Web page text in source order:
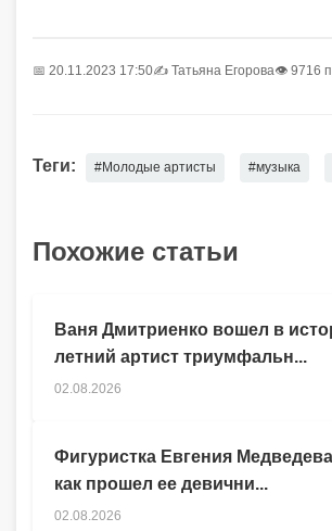
📅 20.11.2023 17:50✍️ Татьяна Егорова👁 9716
Теги: #Молодые артисты #музыка
Похожие статьи
Ваня Дмитриенко вошел в
летний артист триумфальн...
02.08.2026
Фигуристка Евгения
как прошел ее девични...
02.08.2026